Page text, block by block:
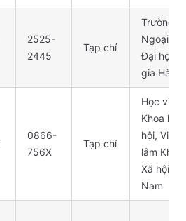
2525-
2445
Tạp chí
Trường
Ngoại
Đại học
gia Hà
0866-
756X
Tạp chí
Học viện
Khoa
hội, Viện
lâm
Xã hội
Nam